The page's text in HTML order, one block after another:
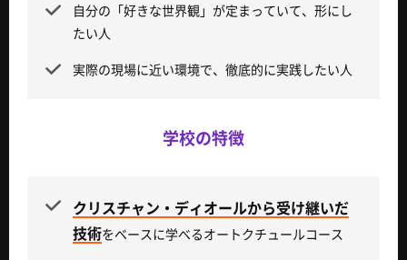
自分の「好きな世界観」が定まっていて、形にし
たい人
実際の現場に近い環境で、徹底的に実践したい人
学校の特徴
クリスチャン・ディオールから受け継いだ
技術をベースに学べるオートクチュールコース